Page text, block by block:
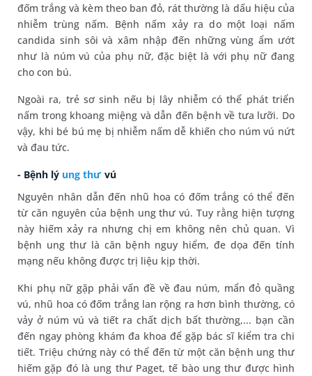
đốm trắng và kèm theo ban đỏ, rát thường là dấu hiệu của
nhiễm trùng nấm. Bệnh nấm xảy ra do một loại nấm
candida sinh sôi và xâm nhập đến những vùng ẩm ướt
như là núm vú của phụ nữ, đặc biệt là với phụ nữ đang
cho con bú.
Ngoài ra, trẻ sơ sinh nếu bị lây nhiễm có thể phát triển
nấm trong khoang miệng và dẫn đến bệnh về tưa lưỡi. Do
vậy, khi bé bú mẹ bị nhiễm nấm dễ khiến cho núm vú nứt
và đau tức.
- Bệnh lý ung thưvú
Nguyên nhân dẫn đến nhũ hoa có đốm trắng có thể đến
từ căn nguyên của bệnh ung thư vú. Tuy rằng hiện tượng
này hiếm xảy ra nhưng chị em không nên chủ quan. Vì
bệnh ung thư là căn bệnh nguy hiểm, đe dọa đến tính
mạng nếu không được trị liệu kịp thời.
Khi phụ nữ gặp phải vấn đề về đau núm, mẩn đỏ quầng
vú, nhũ hoa có đốm trắng lan rộng ra hơn bình thường, có
vảy ở núm vú và tiết ra chất dịch bất thường,... bạn cần
đến ngay phòng khám đa khoa để gặp bác sĩ kiểm tra chi
tiết. Triệu chứng này có thể đến từ một căn bệnh ung thư
hiếm gặp đó là ung thư Paget, tế bào ung thư được hình